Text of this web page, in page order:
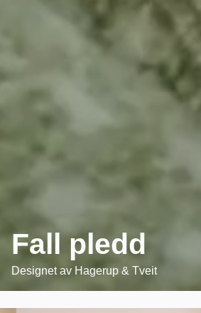
Fall pledd
Designet av Hagerup & Tveit